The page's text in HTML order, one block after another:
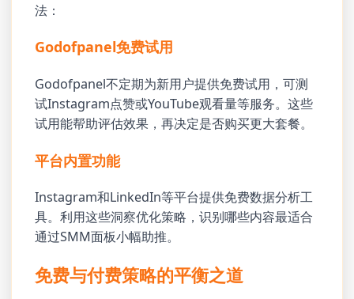
法：
Godofpanel免费试用
Godofpanel不定期为新用户提供免费试用，可测
试Instagram点赞或YouTube观看量等服务。这些
试用能帮助评估效果，再决定是否购买更大套餐。
平台内置功能
Instagram和LinkedIn等平台提供免费数据分析工
具。利用这些洞察优化策略，识别哪些内容最适合
通过SMM面板小幅助推。
免费与付费策略的平衡之道